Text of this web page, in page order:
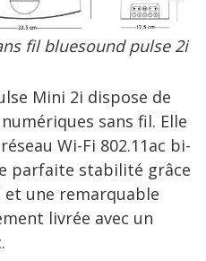
fil bluesound pulse 2i
Mini 2i dispose de
sans fil. Elle
Wi-Fi 802.11ac bi-
parfaite stabilité grâce
une remarquable
livrée avec un